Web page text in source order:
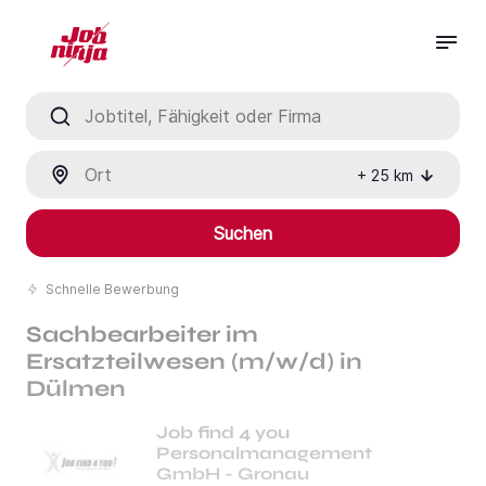
+ 25 km
Suchen
Schnelle Bewerbung
Sachbearbeiter im
Ersatzteilwesen (m/w/d) in
Dülmen
Job find 4 you
Personalmanagement
GmbH - Gronau